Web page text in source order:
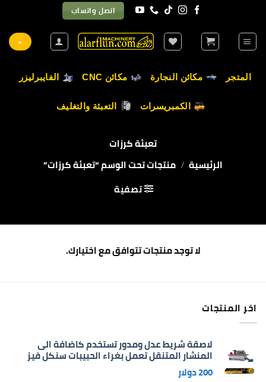
اتصل واتساب
+
المتجر مكائن النجارة مكائن CNC الفايبرليزر
الكمبريسرات التعبئة والتغليف
تعبئة كرزات
الرئيسية / منتجات تحت الوسم “تعبئة كرزات”
تصفية
لا توجد منتجات تتوافق مع اختيارك.
اخر المنتجات
لاصقة شريط عدل ومدور تستخدم كاضافة الى
المنشار المتنقل تعمل بغراء الحبيبات سنكل فيز
200دولار